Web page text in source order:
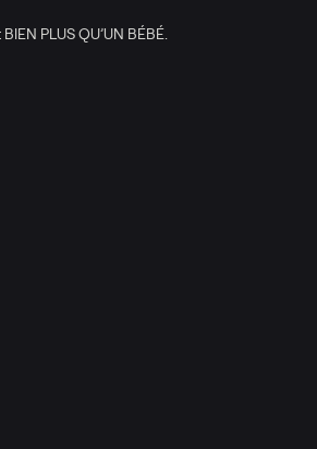
PLUS QU’UN BÉBÉ.